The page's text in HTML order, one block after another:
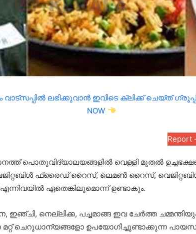
ലഭിക്കുവാൻ ഇവിടെ ക്ലിക്ക് ചെയ്ത്
NOW
Report
പൊതുവിദ്യാലയങ്ങളിൽ വെള്ളി മുതൽ
ഫ്രൈഡ് റൈസ്, ലെമണ്‍ റൈസ്, വെജിറ്റബിള്‍
ഏതെങ്കിലുമൊന്ന് ഉണ്ടാകും.
ഇഞ്ചി, നെല്ലിക്ക, പച്ചമാങ്ങ ഇവ ചേര്‍ത്ത
മറ്റ് ചെറുധാന്യങ്ങളോ ഉപയോഗിച്ചുണ്ടാക്കുന്ന